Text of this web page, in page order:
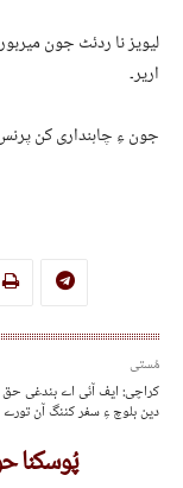
لیویز نا ردئٹ جون
اریر۔
جون ءِ چاہنداری کن پرنس
مُستی
کراچی: ایف آئی اے بندغی
دین بلوچ ءِ سفر کننگ آن تورے
پُوسکنا